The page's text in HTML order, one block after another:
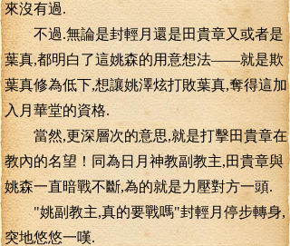
來沒有過.
不過.無論是封輕月還是田貴章又或者是
葉真,都明白了這姚森的用意想法——就是欺
葉真修為低下,想讓姚澤炫打敗葉真,奪得這加
入月華堂的資格.
當然,更深層次的意思,就是打擊田貴章在
教內的名望！同為日月神教副教主,田貴章與
姚森一直暗戰不斷,為的就是力壓對方一頭.
"姚副教主,真的要戰嗎"封輕月停步轉身,
突地悠悠一嘆.